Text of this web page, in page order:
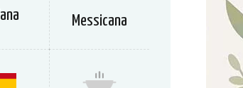
Messicana